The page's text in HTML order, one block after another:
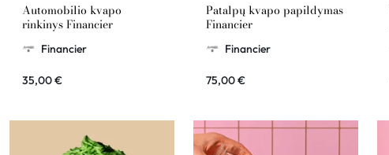
Automobilio kvapo
rinkinys Financier
Financier
35,00€
Patalpų kvapo papildymas
Financier
Financier
75,00€